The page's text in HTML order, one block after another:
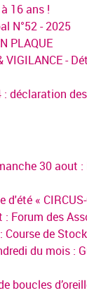
16 ans !
N°52 - 2025
PLAQUE
VIGILANCE -
: déclaration
30 aout
d'été «
: Forum des
de
du mois :
boucles